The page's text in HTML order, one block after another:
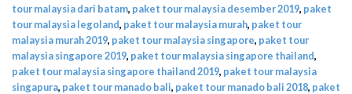
tour malaysia dari batam, paket tour malaysia desember 2019, paket
tour malaysia legoland, paket tour malaysia murah, paket tour
malaysia murah 2019, paket tour malaysia singapore, paket tour
malaysia singapore 2019, paket tour malaysia singapore thailand,
paket tour malaysia singapore thailand 2019, paket tour malaysia
singapura, paket tour manado bali, paket tour manado bali 2018, paket